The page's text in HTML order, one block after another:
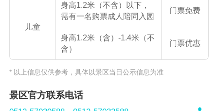
儿童
身高1.2米（不含）以下，
需有一名购票成人陪同入园
门票免费
身高1.2米（含）-1.4米（不
含）
门票优惠
* 以上信息仅供参考，具体以景区当日公示信息为准
景区官方联系电话